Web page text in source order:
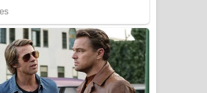
Heavy Weight Song Lyrics
Aye Lanweela Song Lyrics - ආයේ
ලංවීලා ගීතයේ පද පෙළ